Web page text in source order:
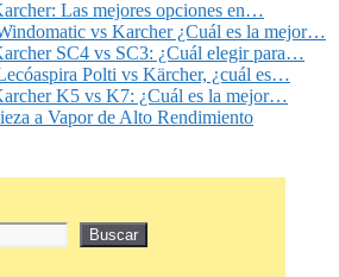
Las mejores opciones en…
vs Karcher ¿Cuál es la mejor…
SC4 vs SC3: ¿Cuál elegir para…
Polti vs Kärcher, ¿cuál es…
K5 vs K7: ¿Cuál es la mejor…
a Vapor de Alto Rendimiento
Buscar